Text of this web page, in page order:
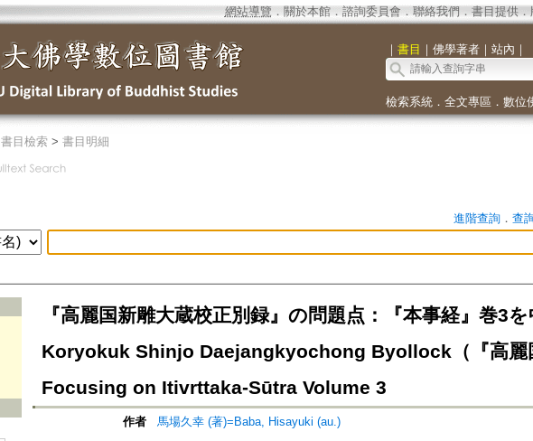
網站導覽 ． 關於本館． 諮詢委員會． 聯絡我們 ． 書目提供．
｜ 書目 ｜ 佛學著者｜ 站內 ｜
檢索系統． 全文專區 ． 數位
書目檢索> 書目明細
進階查詢． 查
『高麗国新雕大蔵校正別録』の問題点：『本事経』巻3
Koryokuk Shinjo Daejangkyochong Byollock（『高麗
Focusing on Itivrttaka-Sūtra Volume 3
作者
馬場久幸 (著)=Baba, Hisayuki (au.)